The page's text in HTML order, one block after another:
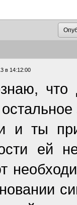
в 14:12:00
что
и ты
ей